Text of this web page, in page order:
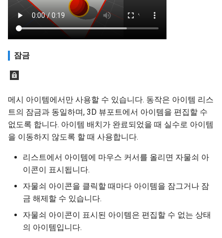
잠금
메시 아이템에서만 사용할 수 있습니다. 동작은 아이템 리스
트의 잠금과 동일하며, 3D 뷰포트에서 아이템을 편집할 수
없도록 합니다. 아이템 배치가 완료되었을 때 실수로 아이템
을 이동하지 않도록 할 때 사용합니다.
리스트에서 아이템에 마우스 커서를 올리면 자물쇠 아
이콘이 표시됩니다.
자물쇠 아이콘을 클릭할 때마다 아이템을 잠그거나 잠
금 해제할 수 있습니다.
자물쇠 아이콘이 표시된 아이템은 편집할 수 없는 상태
의 아이템입니다.